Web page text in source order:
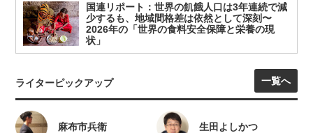
国連リポート：世界の飢餓人口は3年連続で減
少するも、地域間格差は依然として深刻〜
2026年の「世界の食料安全保障と栄養の現
状」
ライターピックアップ 一覧へ
麻布市兵衛 生田よしかつ